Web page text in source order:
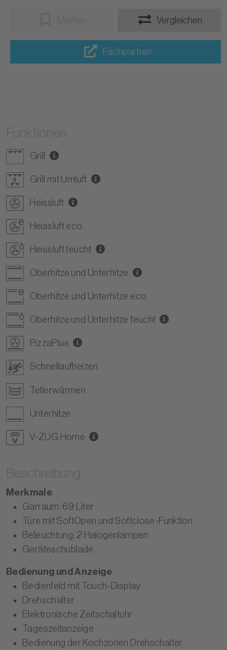
Vergleichen
Fachpartner
Grill
Grill mit Umluft
Heissluft
Heissluft eco
Heissluft feucht
Oberhitze und Unterhitze
Oberhitze und Unterhitze eco
Oberhitze und Unterhitze feucht
PizzaPlus
Schnellaufheizen
Tellerwärmen
Unterhitze
V-ZUG Home
Merkmale
Garraum: 69 Liter
Türe mit SoftOpen und Softclose-Funktion
Beleuchtung: 2 Halogenlampen
Geräteschublade
Bedienung und Anzeige
Bedienfeld mit Touch-Display
Drehschalter
Elektronische Zeitschaltuhr
Tageszeitanzeige
Bedienung der Kochzonen Drehschalter